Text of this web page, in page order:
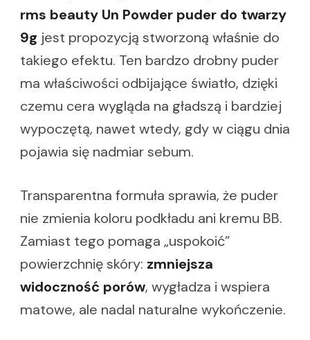
rms beauty Un Powder puder do twarzy
9g jest propozycją stworzoną właśnie do
takiego efektu. Ten bardzo drobny puder
ma właściwości odbijające światło, dzięki
czemu cera wygląda na gładszą i bardziej
wypoczętą, nawet wtedy, gdy w ciągu dnia
pojawia się nadmiar sebum.
Transparentna formuła sprawia, że puder
nie zmienia koloru podkładu ani kremu BB.
Zamiast tego pomaga „uspokoić”
powierzchnię skóry: zmniejsza
widoczność porów, wygładza i wspiera
matowe, ale nadal naturalne wykończenie.